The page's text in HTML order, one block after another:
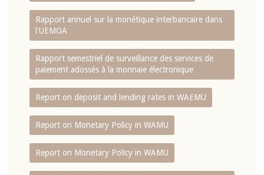
Rapport annuel sur la monétique interbancaire dans
l'UEMOA
Rapport semestriel de surveillance des services de
paiement adossés à la monnaie électronique
Report on deposit and lending rates in WAEMU
Report on Monetary Policy in WAMU
Report on Monetary Policy in WAMU